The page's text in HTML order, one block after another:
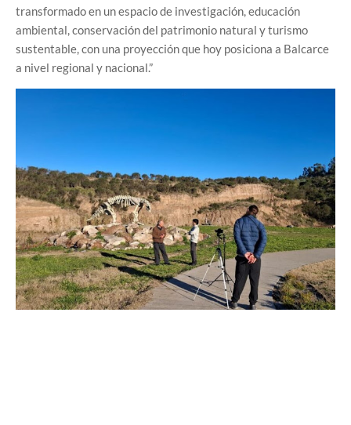
transformado en un espacio de investigación, educación
ambiental, conservación del patrimonio natural y turismo
sustentable, con una proyección que hoy posiciona a Balcarce
a nivel regional y nacional.”